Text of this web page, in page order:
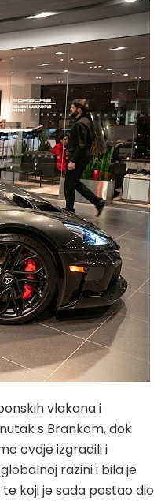
vlakana i
s Brankom, dok
ovdje izgradili i
razini i bila je
koji je sada postao dio